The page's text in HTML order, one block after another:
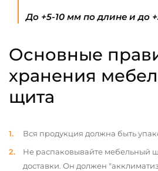
До +5-10 мм по длине и до
Основные
хранения
щита
Вся продукция должна быть
Не распаковывайте мебельный
доставки. Он должен